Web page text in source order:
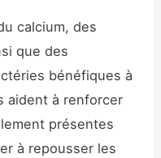
calcium, des
que des
bénéfiques à
aident à renforcer
présentes
à repousser les